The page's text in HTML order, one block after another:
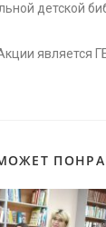
детской
является